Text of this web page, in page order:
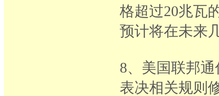
格超过20兆瓦
预计将在未来
8、美国联邦
表决相关规则